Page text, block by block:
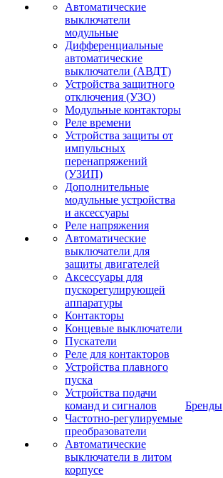
Автоматические
выключатели
модульные
Дифференциальные
автоматические
выключатели (АВДТ)
Устройства защитного
отключения (УЗО)
Модульные контакторы
Реле времени
Устройства защиты от
импульсных
перенапряжений
(УЗИП)
Дополнительные
модульные устройства
и аксессуары
Реле напряжения
Автоматические
выключатели для
защиты двигателей
Аксессуары для
пускорегулирующей
аппаратуры
Контакторы
Концевые выключатели
Пускатели
Реле для контакторов
Устройства плавного
пуска
Устройства подачи
команд и сигналов
Частотно-регулируемые
преобразователи
Автоматические
выключатели в литом
корпусе
Бренды